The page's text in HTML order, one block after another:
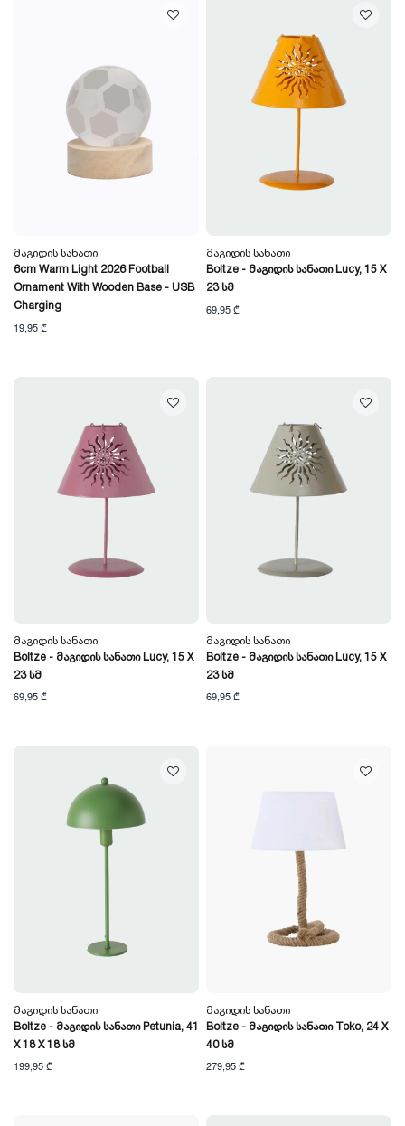
Მაგიდის Სანათი
6cm Warm Light 2026 Football
Ornament With Wooden Base - USB
Charging
19,95 ₾
Მაგიდის Სანათი
Boltze - Მაგიდის Სანათი Lucy, 15 X
23 Სმ
69,95 ₾
Მაგიდის Სანათი
Boltze - Მაგიდის Სანათი Lucy, 15 X
23 Სმ
69,95 ₾
Მაგიდის Სანათი
Boltze - Მაგიდის Სანათი Lucy, 15 X
23 Სმ
69,95 ₾
Მაგიდის Სანათი
Boltze - Მაგიდის Სანათი Petunia, 41
X 18 X 18 Სმ
199,95 ₾
Მაგიდის Სანათი
Boltze - Მაგიდის Სანათი Toko, 24 X
40 Სმ
279,95 ₾